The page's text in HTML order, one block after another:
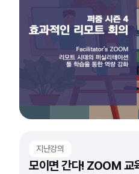
지난강의
모이면 간다! ZOOM 교